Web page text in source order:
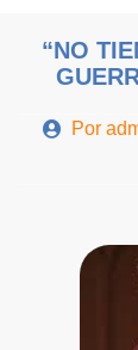
“NO
Por